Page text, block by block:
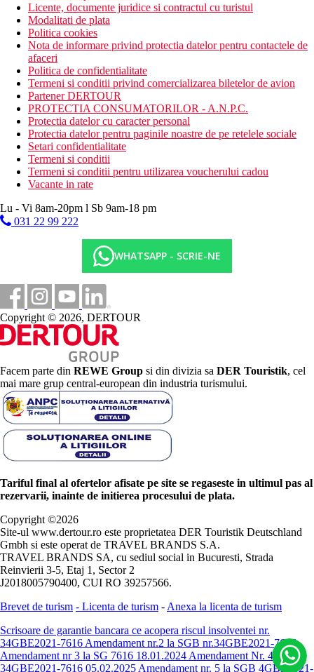
Licente, documente juridice si contractul cu turistul
Modalitati de plata
Politica cookies
Nota de informare privind protectia datelor pentru contactele de
afaceri
Politica de confidentialitate
Termeni si conditii privind comercializarea biletelor de avion
Partener DERTOUR
PROTECTIA CONSUMATORILOR - A.N.P.C.
Protectia datelor cu caracter personal
Protectia datelor pentru paginile noastre de pe retelele sociale
Setari confidentialitate
Termeni si conditii
Termeni si conditii pentru utilizarea voucherului cadou
Vacante in rate
Lu - Vi 8am-20pm l Sb 9am-18 pm
031 22 99 222
WHATSAPP - SCRIE-NE
Copyright © 2026, DERTOUR
Facem parte din REWE Group si din divizia sa DER Touristik, cel
mai mare grup central-european din industria turismului.
Tariful final al ofertelor afisate pe site se regaseste in ultimul pas al
rezervarii, inainte de initierea procesului de plata.
Copyright ©2026
Site-ul www.dertour.ro este proprietatea DER Touristik Deutschland
Gmbh si este operat de TRAVEL BRANDS S.A.
TRAVEL BRANDS SA, cu sediul social in Bucuresti, Strada
Reinvierii 3-5, Etaj 1, Sector 2
J2018005790400, CUI RO 39257566.
Brevet de turism - Licenta de turism - Anexa la licenta de turism
Scrisoare de garantie bancara ce acopera riscul insolventei nr.
34GBE2021-7616 Amendament nr.2 la SGB nr.34GBE2021-7616
Amendament nr 3 la SG 7616 18.01.2024 Amendament Nr. 4 -
34GBE2021-7616 05.02.2025 Amendament nr. 5 la SGB 4GBE2021-